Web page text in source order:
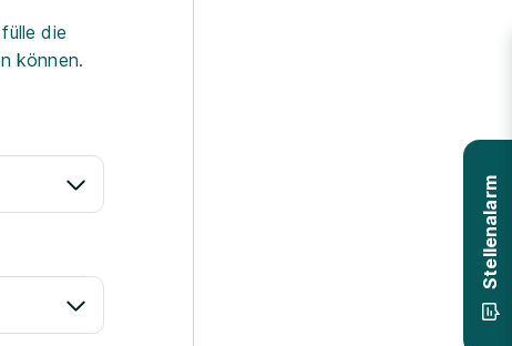
die
können.
Stellenalarm